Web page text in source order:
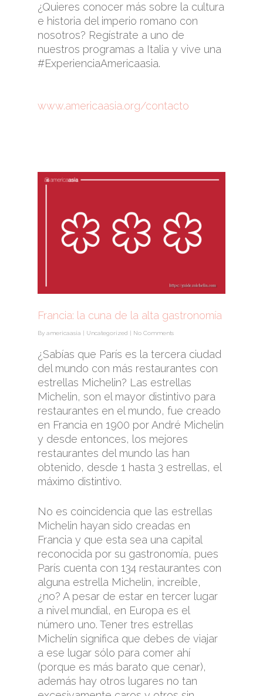
¿Quieres conocer más sobre la cultura
e historia del imperio romano con
nosotros? Regístrate a uno de
nuestros programas a Italia y vive una
#ExperienciaAmericaasia.
www.americaasia.org/contacto
Francia: la cuna de la alta gastronomía
By americaasia | Uncategorized | No Comments
¿Sabías que París es la tercera ciudad
del mundo con más restaurantes con
estrellas Michelin? Las estrellas
Michelin, son el mayor distintivo para
restaurantes en el mundo, fue creado
en Francia en 1900 por André Michelin
y desde entonces, los mejores
restaurantes del mundo las han
obtenido, desde 1 hasta 3 estrellas, el
máximo distintivo.
No es coincidencia que las estrellas
Michelin hayan sido creadas en
Francia y que esta sea una capital
reconocida por su gastronomía, pues
París cuenta con 134 restaurantes con
alguna estrella Michelin, increíble,
¿no? A pesar de estar en tercer lugar
a nivel mundial, en Europa es el
número uno. Tener tres estrellas
Michelín significa que debes de viajar
a ese lugar sólo para comer ahí
(porque es más barato que cenar),
además hay otros lugares no tan